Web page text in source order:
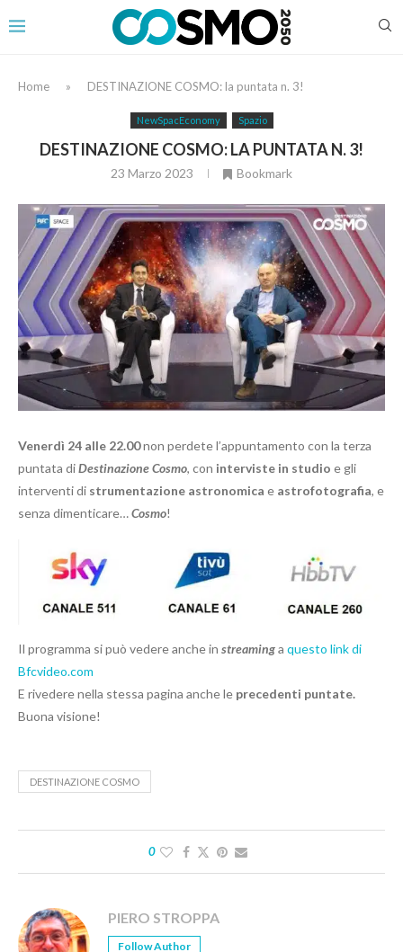
Home » DESTINAZIONE COSMO: la puntata n. 3!
NewSpacEconomy Spazio
DESTINAZIONE COSMO: LA PUNTATA N. 3!
23 Marzo 2023 Bookmark
Venerdì 24 alle 22.00non perdete l’appuntamento con la terza
puntata diDestinazione Cosmo, con interviste in studio e gli
interventi di strumentazione astronomica e astrofotografia, e
senza dimenticare…Cosmo!
Il programma si può vedere anche in streaminga questo link di
Bfcvideo.com
E rivedere nella stessa pagina anche le precedenti puntate.
Buona visione!
DESTINAZIONE COSMO
0
PIERO STROPPA
Follow Author